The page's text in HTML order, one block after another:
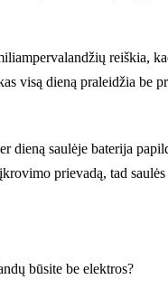
reiškia,
dieną praleidžia be
dieną saulėje baterija
prievadą, tad
būsite be elektros?